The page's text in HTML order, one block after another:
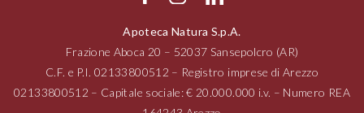
Apoteca Natura S.p.A.
Frazione Aboca 20 – 52037 Sansepolcro (AR)
C.F. e P.I.02133800512 – Registro imprese di Arezzo
02133800512 – Capitale sociale: € 20.000.000 i.v. – Numero REA